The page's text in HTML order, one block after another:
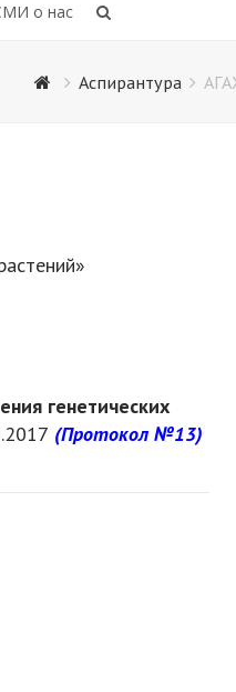
о нас
Аспирантура
генетических
(Протокол №13)